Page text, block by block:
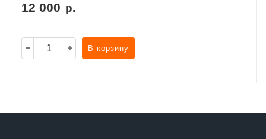
12 000 р.
В корзину